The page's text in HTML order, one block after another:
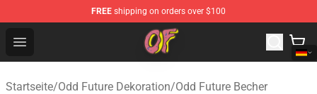
FREE shipping on orders over $100
Open menu
Odd Future Shop - Official Odd Future Merchandise Store
Startseite/Odd Future Dekoration/Odd Future Becher